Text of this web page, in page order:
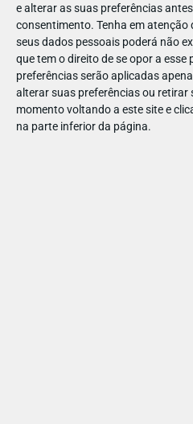
e alterar as suas preferências
consentimento. Tenha em
seus dados pessoais poderá não
que tem o direito de se opor a
preferências serão aplicadas
alterar suas preferências ou
momento voltando a este site e
na parte inferior da página.
O roteiro inclui paragens em
Pão, onde os miúdos
aoMuseu do Brinquedo, uma
gerações.
Entre uma e outra visita, vale a
locais - o queijo, o pão serrano e